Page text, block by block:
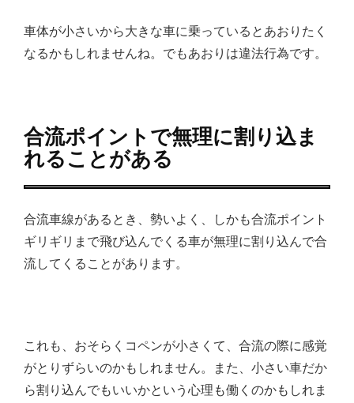
車体が小さいから大きな車に乗っているとあおりたく
なるかもしれませんね。でもあおりは違法行為です。
合流ポイントで無理に割り込ま
れることがある
合流車線があるとき、勢いよく、しかも合流ポイント
ギリギリまで飛び込んでくる車が無理に割り込んで合
流してくることがあります。
これも、おそらくコペンが小さくて、合流の際に感覚
がとりずらいのかもしれません。また、小さい車だか
ら割り込んでもいいかという心理も働くのかもしれま